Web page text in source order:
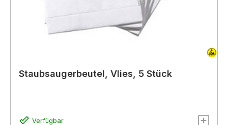
Staubsaugerbeutel, Vlies, 5 Stück
Verfügbar